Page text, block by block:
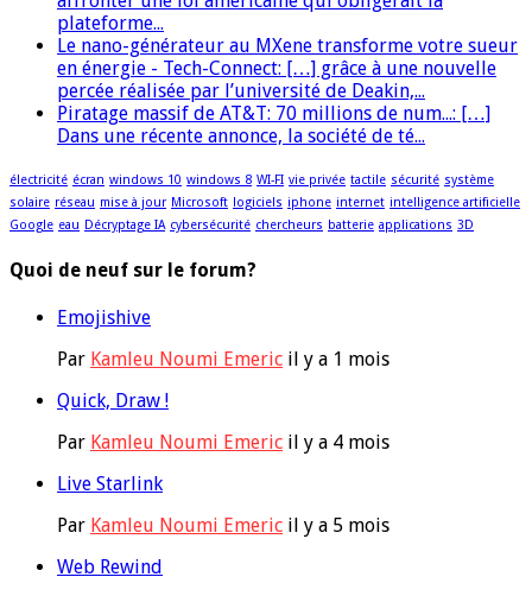
plateforme...
Le nano-générateur au MXene transforme votre sueur
en énergie - Tech-Connect: […] grâce à une nouvelle
percée réalisée par l’université de Deakin,...
Piratage massif de AT&T: 70 millions de num...: […]
Dans une récente annonce, la société de té...
électricité écran windows 10 windows 8 WI-FI vie privée tactile sécurité système
solaire réseau mise à jour Microsoft logiciels iphone internet intelligence artificielle
Google eau Décryptage IA cybersécurité chercheurs batterie applications 3D
Quoi de neuf sur le forum?
Emojishive
Par Kamleu Noumi Emeric il y a 1 mois
Quick, Draw !
Par Kamleu Noumi Emeric il y a 4 mois
Live Starlink
Par Kamleu Noumi Emeric il y a 5 mois
Web Rewind